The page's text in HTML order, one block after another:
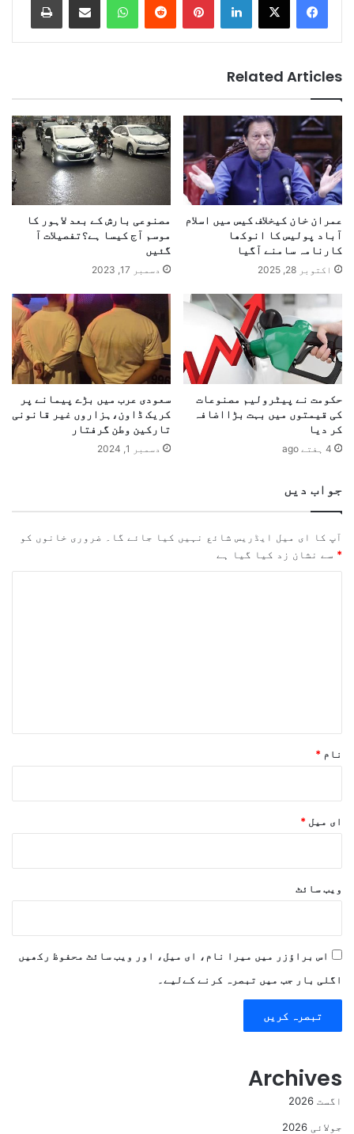
Related Articles
عمران خان کیخلاف کیس میں اسلام
آباد پولیس کا انوکھا
کارنامہ سامنے آگیا
اکتوبر 28, 2025
مصنوعی بارش کے بعد لاہور کا
موسم آج کیسا ہے؟تفصیلات آ
گئیں
دسمبر 17, 2023
حکومت نے پیٹرولیم مصنوعات
کی قیمتوں میں بہت بڑااضافہ
کر دیا
4 ہفتے ago
سعودی عرب میں بڑے پیمانے پر
کریک ڈاون،ہزاروں غیر قانونی
تارکین وطن گرفتار
دسمبر 1, 2024
جواب دیں
آپ کا ای میل ایڈریس شائع نہیں کیا جائے گا۔
ضروری خانوں کو
* سے نشان زد کیا گیا ہے
نام *
ای میل *
ویب‌ سائٹ
اس براؤزر میں میرا نام، ای میل، اور ویب سائٹ محفوظ رکھیں
اگلی بار جب میں تبصرہ کرنے کےلیے۔
Archives
اگست 2026
جولائی 2026